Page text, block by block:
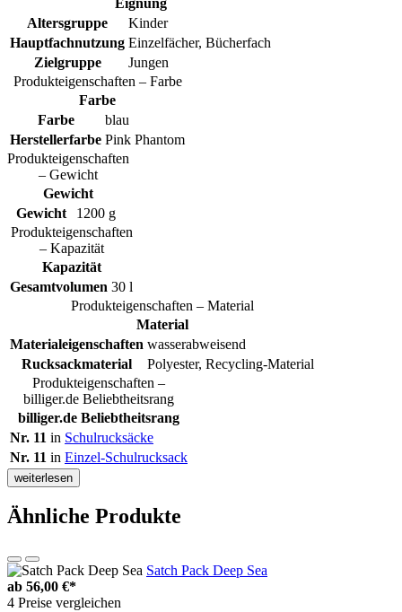
Altersgruppe
Kinder
Hauptfachnutzung Einzelfächer, Bücherfach
Zielgruppe
Jungen
Produkteigenschaften – Farbe
Farbe
Farbe
blau
Herstellerfarbe Pink Phantom
Produkteigenschaften
– Gewicht
Gewicht
Gewicht
1200 g
Produkteigenschaften
– Kapazität
Kapazität
Gesamtvolumen 30 l
Produkteigenschaften – Material
Material
Materialeigenschaften wasserabweisend
Rucksackmaterial
Polyester, Recycling-Material
Produkteigenschaften –
billiger.de Beliebtheitsrang
billiger.de Beliebtheitsrang
Nr. 11 in Schulrucksäcke
Nr. 11 in Einzel-Schulrucksack
weiterlesen
Ähnliche Produkte
Satch Pack Deep Sea
ab 56,00 €*
4 Preise vergleichen